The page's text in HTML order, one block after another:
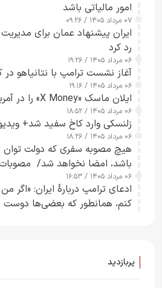
امور مالیاتی باشد
۰۷ مرداد ۱۴۰۵ / ۰۹:۲۶
ایران پیشنهاد عمان برای
رد کرد
۰۶ مرداد ۱۴۰۵ / ۱۹:۲۶
آغاز نشست ترامپ با نتانیاهو
۰۶ مرداد ۱۴۰۵ / ۱۹:۱۶
ایلان ماسک «X Money» را در آمریکا راه‌اندازی کرد
۰۶ مرداد ۱۴۰۵ / ۱۸:۵۲
زلنسکی وارد کاخ سفید شد+
۰۶ مرداد ۱۴۰۵ / ۱۸:۲۶
هیچ مصوبه سفری که دولت توان
باشد، امضا نخواهد شد/
چارچوب قانون بودجه است+ عکس
۰۶ مرداد ۱۴۰۵ / ۱۶:۵۳
ادعای ترامپ دربارهٔ ایران: «اگر
کنم، همانطور که بعضی‌ها دوست
پربازدید